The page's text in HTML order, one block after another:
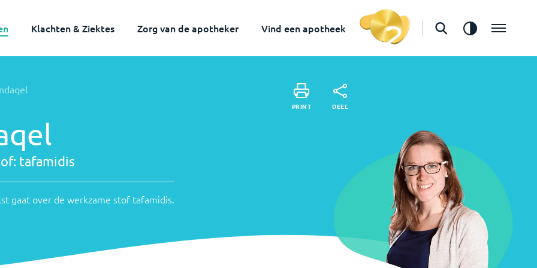
Klachten & Ziektes Zorg van de apotheker Vind een apotheek
Amsterdam
Vind een apotheek
tafamidis
gaat over de werkzame stof tafamidis.
PRINT DEEL